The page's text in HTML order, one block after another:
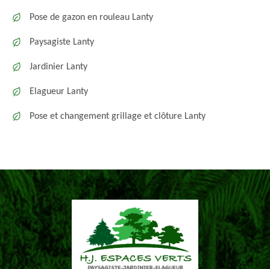
Pose de gazon en rouleau Lanty
Paysagiste Lanty
Jardinier Lanty
Elagueur Lanty
Pose et changement grillage et clôture Lanty